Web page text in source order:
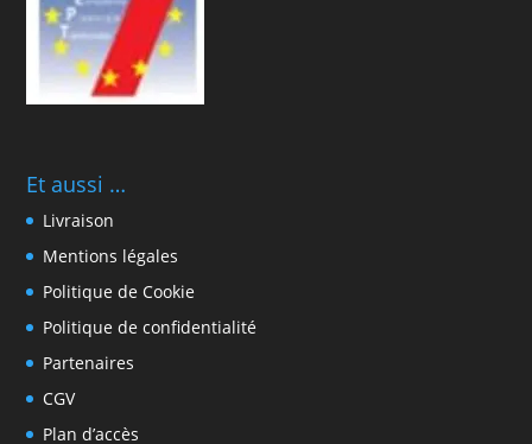
Et aussi …
Livraison
Mentions légales
Politique de Cookie
Politique de confidentialité
Partenaires
CGV
Plan d’accès